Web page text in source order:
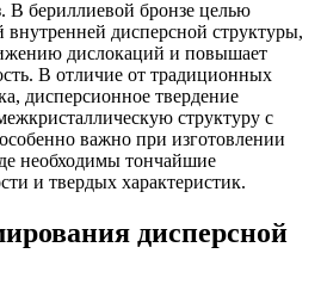
В бериллиевой бронзе целью
внутренней дисперсной структуры,
дислокаций и повышает
В отличие от традиционных
дисперсионное твердение
структуру с
важно при изготовлении
необходимы тончайшие
и твердых характеристик.
дисперсной